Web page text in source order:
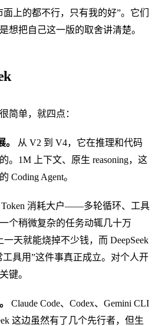
上的都不行，只有我的好”。它们
想把自己这一版的取舍讲清楚。
简单，就四点：
。
从 V2 到 V4，它在推理和代码
。1M 上下文、原生 reasoning，这
Coding Agent。
Token 消耗大户——多轮循环、工具
个稍微复杂的任务动辄几十万
天就能烧掉不少钱，而 DeepSeek
工具用”这件事真正成立。对个人开
键。
Claude Code、Codex、Gemini CLI
这边虽然有了几个先行者，但生